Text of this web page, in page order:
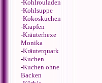
-Kohlrouladen
-Kohlsuppe
-Kokoskuchen
-Krapfen
-Kräuterhexe
Monika
-Kräuterquark
-Kuchen
-Kuchen ohne
Backen